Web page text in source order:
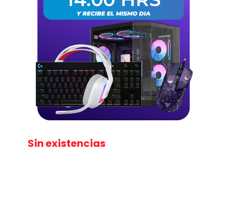
Sin existencias